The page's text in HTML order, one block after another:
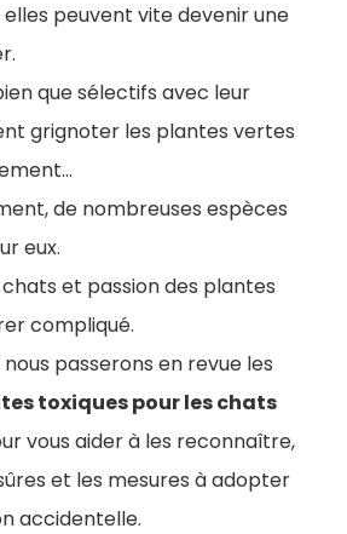
peuvent vite devenir une
que sélectifs avec leur
grignoter les plantes vertes
de nombreuses espèces
eux.
et passion des plantes
compliqué.
passerons en revue les
toxiques pour les chats
vous aider à les reconnaître,
et les mesures à adopter
accidentelle.